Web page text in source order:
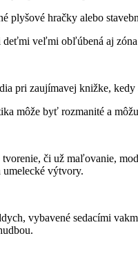
plyšové hračky alebo
veľmi obľúbená aj zóna
pri zaujímavej knižke,
môže byť rozmanité a
či už maľovanie,
výtvory.
vybavené sedacími